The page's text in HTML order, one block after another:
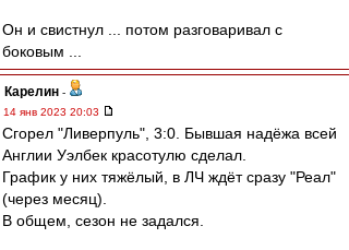
Он и свистнул ... потом разговаривал с
боковым ...
Карелин -
14 янв 2023 20:03
Сгорел "Ливерпуль", 3:0. Бывшая надёжа всей
Англии Уэлбек красотулю сделал.
График у них тяжёлый, в ЛЧ ждёт сразу "Реал"
(через месяц).
В общем, сезон не задался.